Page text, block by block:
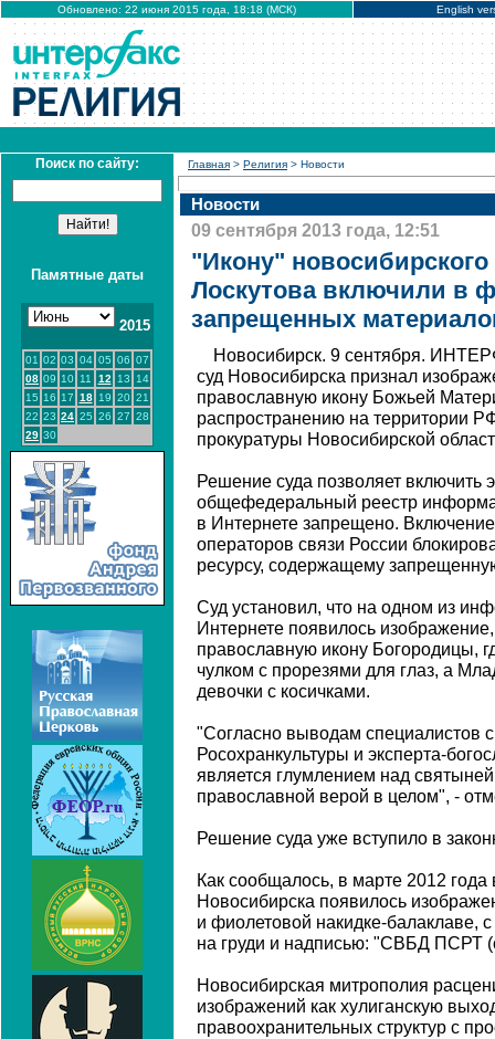
Обновлено: 22 июня 2015 года, 18:18 (МСК) English
Поиск по сайту:
Памятные даты
2015
01 02 03 04 05 06 07
08 09 10 11 12 13
14
15 16 17 18 19 20 21
22 23 24 25 26 27 28
29 30
Главная > Религия > Новости
Новости
09 сентября 2013 года, 12:51
"Икону"
Лоскутова включили в
запрещенных
Новосибирск. 9 сентября.
суд Новосибирска признал
православную икону Божьей
распространению на территории
прокуратуры Новосибирской
Решение суда позволяет включить
общефедеральный реестр
в Интернете запрещено.
операторов связи России
ресурсу, содержащему
Суд установил, что на одном из
Интернете появилось
православную икону Богородицы,
чулком с прорезями для глаз, а
девочки с косичками.
"Согласно выводам специалистов
Росохранкультуры и эксперта-
является глумлением над
православной верой в целом", -
Решение суда уже вступило в
Как сообщалось, в марте 2012
Новосибирска появилось
и фиолетовой накидке-балаклаве,
на груди и надписью: "СВБД ПСРТ
Новосибирская митрополия
изображений как хулиганскую
правоохранительных структур с